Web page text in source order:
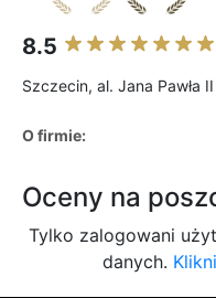
8.5
Szczecin, al. Jana Pawła
O firmie:
Oceny na
Tylko zalogowani
danych.